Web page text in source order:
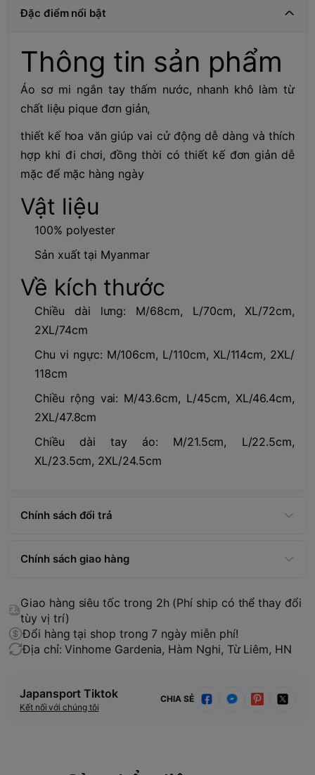
Đặc điểm nổi bật
Thông tin sản phẩm
Áo sơ mi ngắn tay thấm nước, nhanh khô làm từ
chất liệu pique đơn giản,
thiết kế hoa văn giúp vai cử động dễ dàng và thích
hợp khi đi chơi, đồng thời có thiết kế đơn giản dễ
mặc để mặc hàng ngày
Vật liệu
100% polyester
Sản xuất tại Myanmar
Về kích thước
Chiều dài lưng: M/68cm, L/70cm, XL/72cm,
2XL/74cm
Chu vi ngực: M/106cm, L/110cm, XL/114cm, 2XL/
118cm
Chiều rộng vai: M/43.6cm, L/45cm, XL/46.4cm,
2XL/47.8cm
Chiều dài tay áo: M/21.5cm, L/22.5cm,
XL/23.5cm, 2XL/24.5cm
Chính sách đổi trả
Chính sách giao hàng
Giao hàng siêu tốc trong 2h (Phí ship có thể thay đổi
tùy vị trí)
Đổi hàng tại shop trong 7 ngày miễn phí!
Địa chỉ: Vinhome Gardenia, Hàm Nghi, Từ Liêm, HN
Japansport Tiktok
Kết nối với chúng tôi
CHIA SẺ